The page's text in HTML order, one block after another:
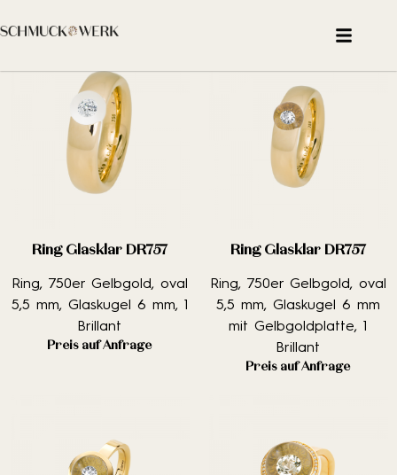
Ring Glasklar DR757
Ring, 750er Gelbgold, oval
5,5 mm, Glaskugel 6 mm, 1
Brillant
Preis auf Anfrage
Ring Glasklar DR757
Ring, 750er Gelbgold, oval
5,5 mm, Glaskugel 6 mm
mit Gelbgoldplatte, 1
Brillant
Preis auf Anfrage